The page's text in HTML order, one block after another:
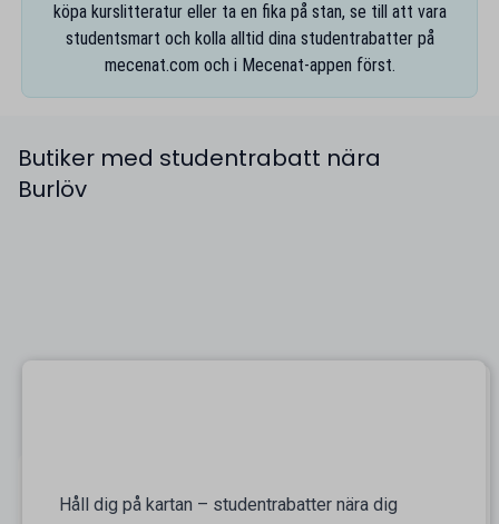
köpa kurslitteratur eller ta en fika på stan, se till att vara
studentsmart och kolla alltid dina studentrabatter på
mecenat.com och i Mecenat-appen först.
Butiker med studentrabatt nära
Burlöv
Håll dig på kartan – studentrabatter nära dig